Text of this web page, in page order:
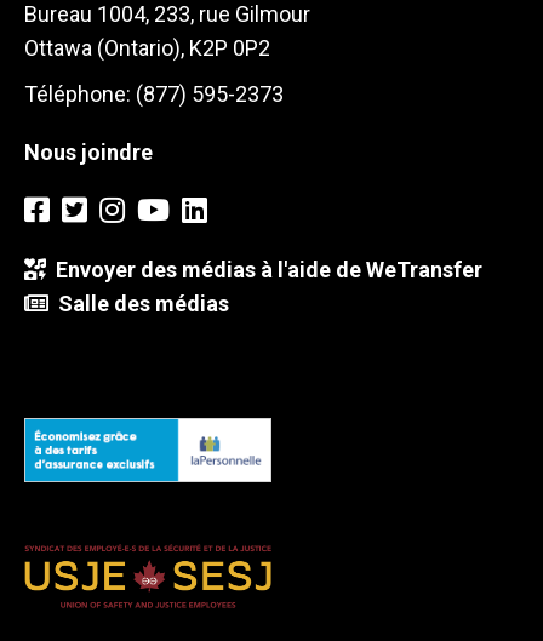
Bureau 1004, 233, rue Gilmour
Ottawa (Ontario), K2P 0P2
Téléphone: (877) 595-2373
Nous joindre
Envoyer des médias à l'aide de WeTransfer
Salle des médias